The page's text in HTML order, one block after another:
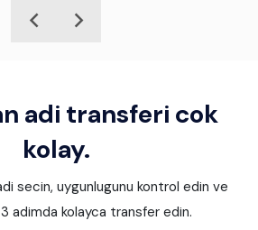
adi transferi cok
kolay.
secin, uygunlugunu kontrol edin ve
adimda kolayca transfer edin.